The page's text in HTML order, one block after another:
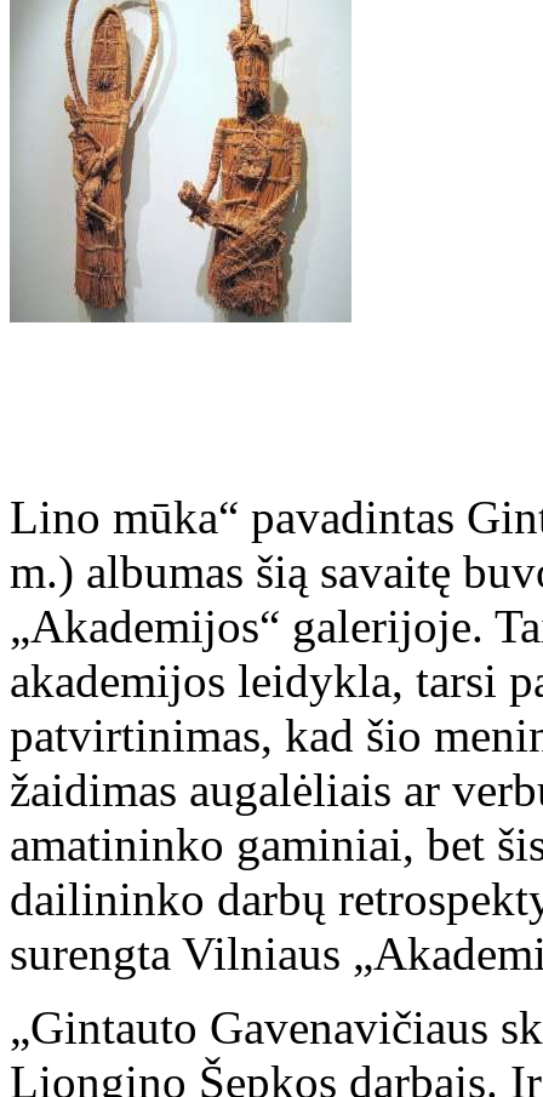
Lino mūka“ pavadintas
m.) albumas šią savaitę
„Akademijos“ galerijoje.
akademijos leidykla, tarsi
patvirtinimas, kad šio
žaidimas augalėliais ar
amatininko gaminiai, bet
dailininko darbų
surengta Vilniaus
„Gintauto Gavenavičiaus
Liongino Šepkos darbais.